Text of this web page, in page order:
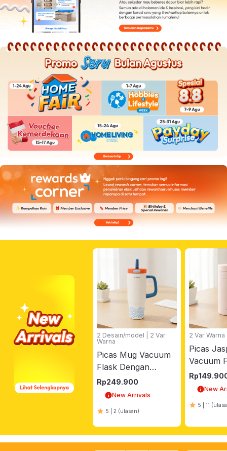
2 Desain/model | 2 Var
Warna
Picas Mug Vacuum
Flask Dengan
Handle Stripe
Stainless Steel 1 liter
Rp249.900
New Arrivals
5 2 (ulasan)
2 Var Warna
Picas
Vacuum
Stainless
400 ml -
Rp
New
5 11